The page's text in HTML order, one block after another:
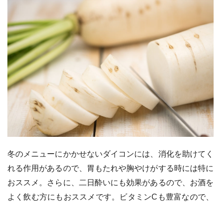
冬のメニューにかかせないダイコンには、消化を助けてく
れる作用があるので、胃もたれや胸やけがする時には特に
おススメ。さらに、二日酔いにも効果があるので、お酒を
よく飲む方にもおススメです。ビタミンCも豊富なので、